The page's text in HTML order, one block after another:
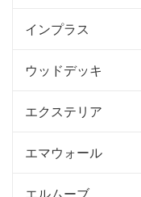
インプラス
ウッドデッキ
エクステリア
エマウォール